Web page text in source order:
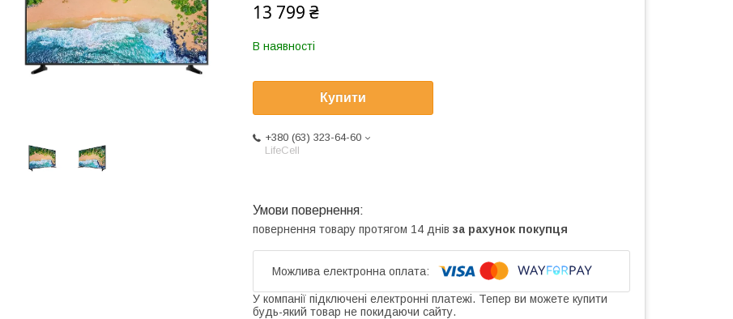
13 799 ₴
В наявності
Купити
+380 (63) 323-64-60
LifeCell
повернення товару протягом 14 днів за рахунок покупця
У компанії підключені електронні платежі. Тепер ви можете купити
будь-який товар не покидаючи сайту.